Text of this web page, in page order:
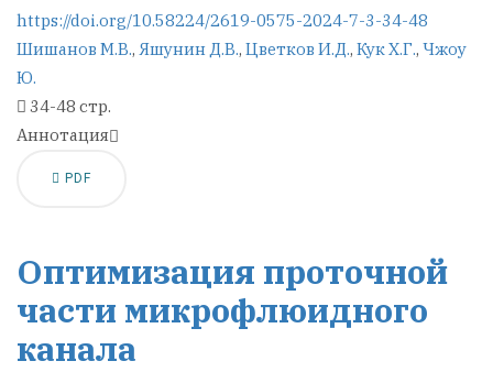
https://doi.org/10.58224/2619-0575-2024-7-3-34-48
Шишанов М.В., Яшунин Д.В., Цветков И.Д., Кук Х.Г., Чжоу
Ю.
34-48 стр.
Аннотация
PDF
Оптимизация проточной
части микрофлюидного
канала